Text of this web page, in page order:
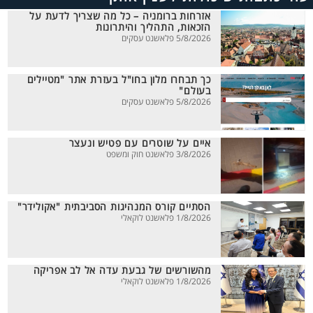
אזרחות ברומניה – כל מה שצריך לדעת על
הזכאות, התהליך והיתרונות
5/8/2026 פלאשנט עסקים
כך תבחרו מלון בחו"ל בעזרת אתר "מטיילים
בעולם"
5/8/2026 פלאשנט עסקים
איים על שוטרים עם פטיש ונעצר
3/8/2026 פלאשנט חוק ומשפט
הסתיים קורס המנהיגות הסביבתית "אקולידר"
1/8/2026 פלאשנט לוקאלי
מהשורשים של גבעת עדה אל לב אפריקה
1/8/2026 פלאשנט לוקאלי